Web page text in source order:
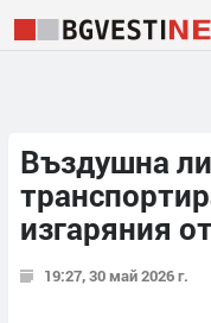
Въздушна
изгаряния
19:27, 30 май 2026 г.